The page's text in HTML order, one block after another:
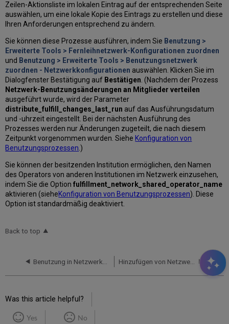
Zeilen-Aktionsliste im lokalen Eintrag auf der entsprechenden Seite
auswählen, um eine lokale Kopie des Eintrags zu erstellen und diese
Ihren Anforderungen entsprechend zu ändern.
Sie können diese Prozesse ausführen, indem Sie Benutzung >
Erweiterte Tools > Fernleihnetzwerk-Konfigurationen zuordnen
und Benutzung > Erweiterte Tools > Benutzungsnetzwerk
zuordnen - Netzwerkkonfigurationen auswählen. Klicken Sie im
Dialogfenster Bestätigung auf Bestätigen. (Nachdem der Prozess
Netzwerk-Benutzungsänderungen an Mitglieder verteilen
ausgeführt wurde, wird der Parameter
distribute_fulfill_changes_last_run auf das Ausführungsdatum
und -uhrzeit eingestellt. Bei der nächsten Ausführung des
Prozesses werden nur Änderungen zugeteilt, die nach diesem
Zeitpunkt vorgenommen wurden. Siehe Konfiguration von
Benutzungsprozessen.)
Sie können der besitzenden Institution ermöglichen, den Namen
des Operators von anderen Institutionen im Netzwerk einzusehen,
indem Sie die Optionfulfillment_network_shared_operator_name
aktivieren (sieheKonfiguration von Benutzungsprozessen). Diese
Option ist standardmäßig deaktiviert.
Back to top
Benutzung in Netzwerkzone Hinzufügen von Netzwerk-Partnern zur Fernleihe-Rota
Was this article helpful?
Yes No